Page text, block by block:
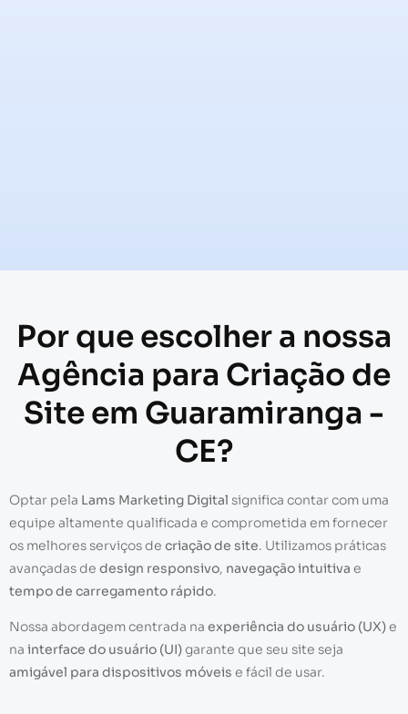
Por que escolher a nossa
Agência para Criação de
Site em Guaramiranga -
CE?
Optar pela Lams Marketing Digital significa contar com uma
equipe altamente qualificada e comprometida em fornecer
os melhores serviços de criação de site. Utilizamos práticas
avançadas de design responsivo, navegação intuitiva e
tempo de carregamento rápido.
Nossa abordagem centrada na experiência do usuário (UX)e
na interface do usuário (UI)garante que seu site seja
amigável para dispositivos móveis e fácil de usar.